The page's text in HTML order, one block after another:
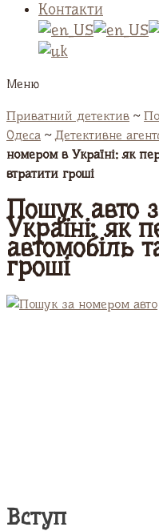
Контакти
Меню
Приватний детектив ~
Одеса ~Детективне
номером в Україні: як
втратити гроші
Пошук авто
Україні: як
автомобіль
гроші
Вступ